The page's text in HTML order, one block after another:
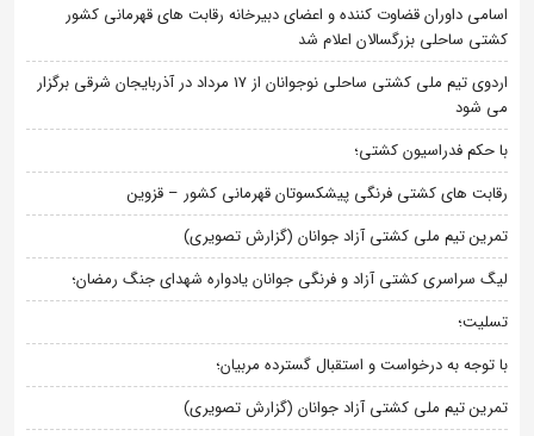
اسامی داوران قضاوت کننده و اعضای دبیرخانه رقابت های قهرمانی کشور
کشتی ساحلی بزرگسالان اعلام شد
اردوی تیم ملی کشتی ساحلی نوجوانان از 17 مرداد در آذربایجان شرقی برگزار
می شود
با حکم فدراسیون کشتی؛
رقابت های کشتی فرنگی پیشکسوتان قهرمانی کشور – قزوین
تمرین تیم ملی کشتی آزاد جوانان (گزارش تصویری)
لیگ سراسری کشتی آزاد و فرنگی جوانان یادواره شهدای جنگ رمضان؛
تسلیت؛
با توجه به درخواست و استقبال گسترده مربیان؛
تمرین تیم ملی کشتی آزاد جوانان (گزارش تصویری)